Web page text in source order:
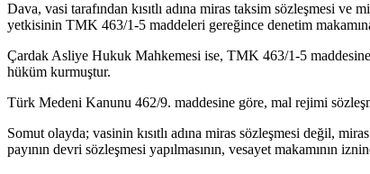
Dava, vasi tarafından kısıtlı adına miras taksim sözleşmesi
yetkisinin TMK 463/1-5 maddeleri gereğince denetim
Çardak Asliye Hukuk Mahkemesi ise, TMK 463/1-5 maddesine
hüküm kurmuştur.
Türk Medeni Kanunu 462/9. maddesine göre, mal rejimi
Somut olayda; vasinin kısıtlı adına miras sözleşmesi değil,
payının devri sözleşmesi yapılmasının, vesayet makamının